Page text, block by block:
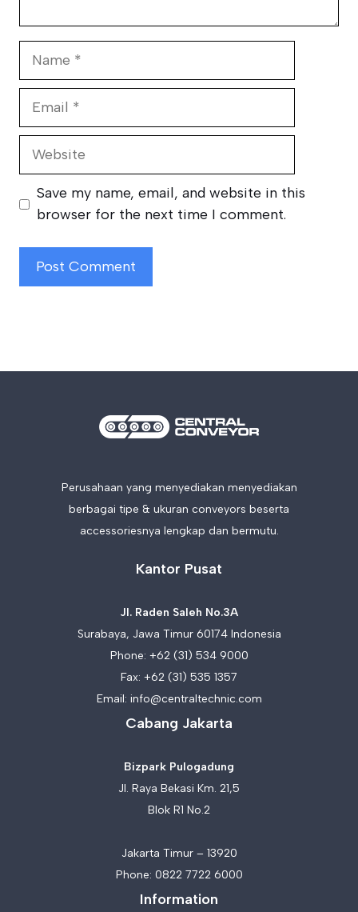
Website
Save my name, email, and website in this
browser for the next time I comment.
Perusahaan yang menyediakan menyediakan
berbagai tipe & ukuran conveyors beserta
accessoriesnya lengkap dan bermutu.
Kantor Pusat
Jl. Raden Saleh No.3A
Surabaya, Jawa Timur 60174 Indonesia
Phone: +62 (31) 534 9000
Fax: +62 (31) 535 1357
Email: info@centraltechnic.com
Cabang Jakarta
Bizpark Pulogadung
Jl. Raya Bekasi Km. 21,5
Blok R1 No.2
Jakarta Timur – 13920
Phone: 0822 7722 6000
Information